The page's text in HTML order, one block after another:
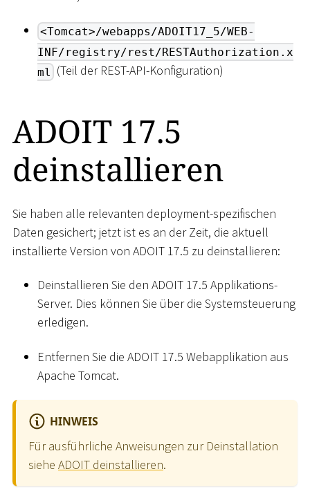
<Tomcat>/webapps/ADOIT17_5/WEB-
INF/registry/rest/RESTAuthorization.x
ml (Teil der REST-API-Konfiguration)
ADOIT 17.5
deinstallieren
Sie haben alle relevanten deployment-spezifischen
Daten gesichert; jetzt ist es an der Zeit, die aktuell
installierte Version von ADOIT 17.5 zu deinstallieren:
Deinstallieren Sie den ADOIT 17.5 Applikations-
Server. Dies können Sie über die Systemsteuerung
erledigen.
Entfernen Sie die ADOIT 17.5 Webapplikation aus
Apache Tomcat.
HINWEIS
Für ausführliche Anweisungen zur Deinstallation
siehe ADOIT deinstallieren.